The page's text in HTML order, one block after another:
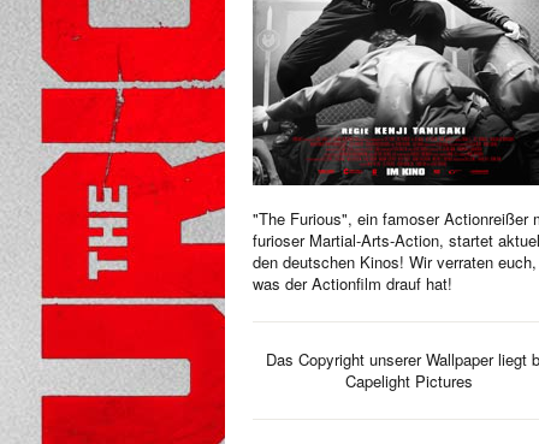
"The Furious", ein famoser Actionreißer
furioser Martial-Arts-Action, startet
den deutschen Kinos! Wir verraten euch,
was der Actionfilm drauf hat!
Das Copyright unserer Wallpaper liegt
Capelight Pictures